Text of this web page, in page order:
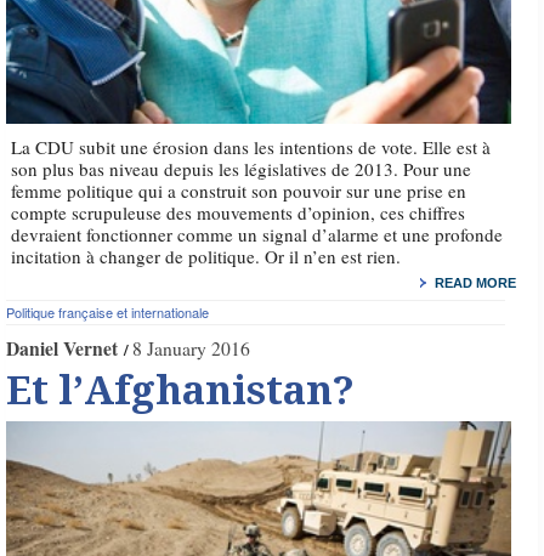
La CDU subit une érosion dans les intentions de vote. Elle est à
son plus bas niveau depuis les législatives de 2013. Pour une
femme politique qui a construit son pouvoir sur une prise en
compte scrupuleuse des mouvements d’opinion, ces chiffres
devraient fonctionner comme un signal d’alarme et une profonde
incitation à changer de politique. Or il n’en est rien.
READ MORE
Politique française et internationale
Daniel Vernet 8 January 2016
Et l’Afghanistan?